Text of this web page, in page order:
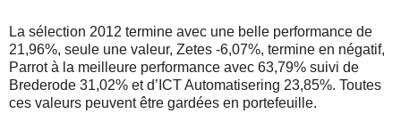
La sélection 2012 termine avec une belle performance de
21,96%, seule une valeur, Zetes -6,07%, termine en négatif,
Parrot à la meilleure performance avec 63,79% suivi de
Brederode 31,02% et d’ICT Automatisering 23,85%. Toutes
ces valeurs peuvent être gardées en portefeuille.